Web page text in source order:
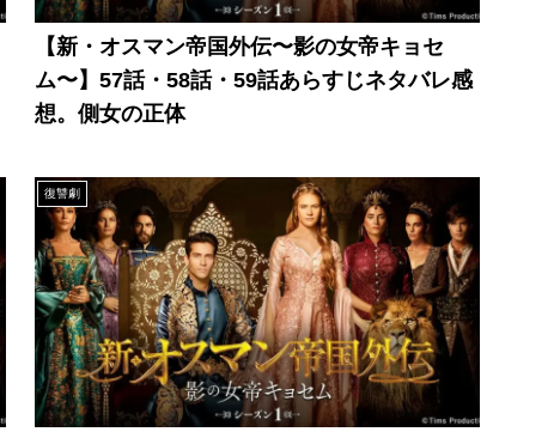
【新・オスマン帝国外伝〜影の女帝キョセ
ム〜】57話・58話・59話あらすじネタバレ感
想。側女の正体
復讐劇